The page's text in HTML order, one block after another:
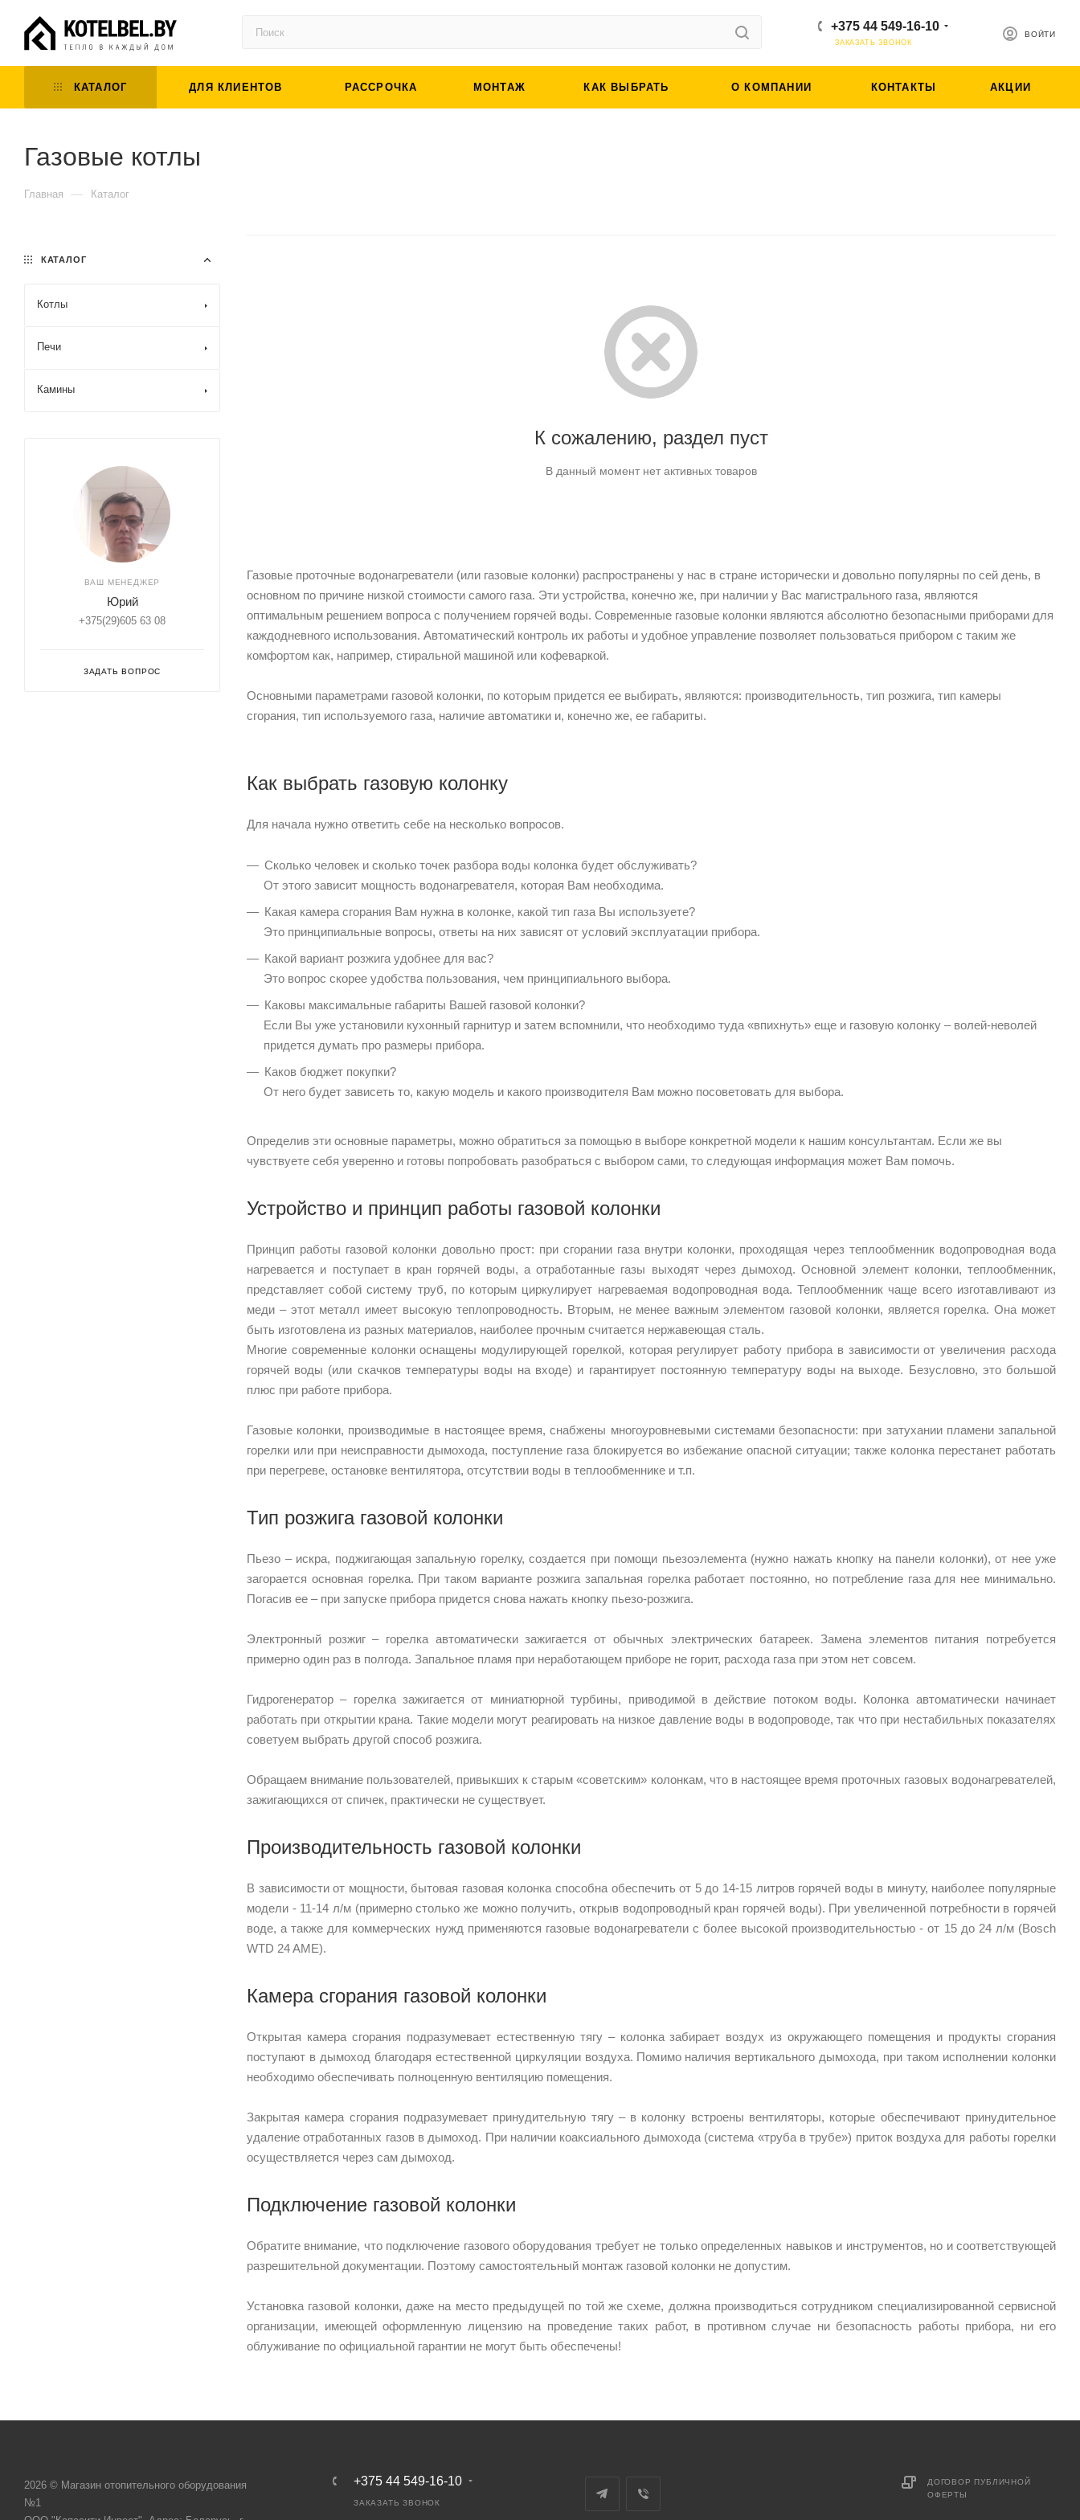
ВОЙТИ
+375 44 549-16-10
ЗАКАЗАТЬ ЗВОНОК
КАТАЛОГ ДЛЯ КЛИЕНТОВ РАССРОЧКА МОНТАЖ КАК ВЫБРАТЬ О КОМПАНИИ КОНТАКТЫ АКЦИИ
Газовые котлы
Главная — Каталог
К сожалению, раздел пуст
В данный момент нет активных товаров
Газовые проточные водонагреватели (или газовые колонки) распространены у нас в стране исторически и довольно популярны по сей день, в
основном по причине низкой стоимости самого газа. Эти устройства, конечно же, при наличии у Вас магистрального газа, являются
оптимальным решением вопроса с получением горячей воды. Современные газовые колонки являются абсолютно безопасными приборами для
каждодневного использования. Автоматический контроль их работы и удобное управление позволяет пользоваться прибором с таким же
комфортом как, например, стиральной машиной или кофеваркой.
Основными параметрами газовой колонки, по которым придется ее выбирать, являются: производительность, тип розжига, тип камеры
сгорания, тип используемого газа, наличие автоматики и, конечно же, ее габариты.
Как выбрать газовую колонку
Для начала нужно ответить себе на несколько вопросов.
Сколько человек и сколько точек разбора воды колонка будет обслуживать?
От этого зависит мощность водонагревателя, которая Вам необходима.
Какая камера сгорания Вам нужна в колонке, какой тип газа Вы используете?
Это принципиальные вопросы, ответы на них зависят от условий эксплуатации прибора.
Какой вариант розжига удобнее для вас?
Это вопрос скорее удобства пользования, чем принципиального выбора.
Каковы максимальные габариты Вашей газовой колонки?
Если Вы уже установили кухонный гарнитур и затем вспомнили, что необходимо туда «впихнуть» еще и газовую колонку – волей-неволей
придется думать про размеры прибора.
Каков бюджет покупки?
От него будет зависеть то, какую модель и какого производителя Вам можно посоветовать для выбора.
Определив эти основные параметры, можно обратиться за помощью в выборе конкретной модели к нашим консультантам. Если же вы
чувствуете себя уверенно и готовы попробовать разобраться с выбором сами, то следующая информация может Вам помочь.
Устройство и принцип работы газовой колонки
Принцип работы газовой колонки довольно прост: при сгорании газа внутри колонки, проходящая через теплообменник водопроводная вода
нагревается и поступает в кран горячей воды, а отработанные газы выходят через дымоход. Основной элемент колонки, теплообменник,
представляет собой систему труб, по которым циркулирует нагреваемая водопроводная вода. Теплообменник чаще всего изготавливают из
меди – этот металл имеет высокую теплопроводность. Вторым, не менее важным элементом газовой колонки, является горелка. Она может
быть изготовлена из разных материалов, наиболее прочным считается нержавеющая сталь.
Многие современные колонки оснащены модулирующей горелкой, которая регулирует работу прибора в зависимости от увеличения расхода
горячей воды (или скачков температуры воды на входе) и гарантирует постоянную температуру воды на выходе. Безусловно, это большой
плюс при работе прибора.
Газовые колонки, производимые в настоящее время, снабжены многоуровневыми системами безопасности: при затухании пламени запальной
горелки или при неисправности дымохода, поступление газа блокируется во избежание опасной ситуации; также колонка перестанет работать
при перегреве, остановке вентилятора, отсутствии воды в теплообменнике и т.п.
Тип розжига газовой колонки
Пьезо – искра, поджигающая запальную горелку, создается при помощи пьезоэлемента (нужно нажать кнопку на панели колонки), от нее уже
загорается основная горелка. При таком варианте розжига запальная горелка работает постоянно, но потребление газа для нее минимально.
Погасив ее – при запуске прибора придется снова нажать кнопку пьезо-розжига.
Электронный розжиг – горелка автоматически зажигается от обычных электрических батареек. Замена элементов питания потребуется
примерно один раз в полгода. Запальное пламя при неработающем приборе не горит, расхода газа при этом нет совсем.
Гидрогенератор – горелка зажигается от миниатюрной турбины, приводимой в действие потоком воды. Колонка автоматически начинает
работать при открытии крана. Такие модели могут реагировать на низкое давление воды в водопроводе, так что при нестабильных показателях
советуем выбрать другой способ розжига.
Обращаем внимание пользователей, привыкших к старым «советским» колонкам, что в настоящее время проточных газовых водонагревателей,
зажигающихся от спичек, практически не существует.
Производительность газовой колонки
В зависимости от мощности, бытовая газовая колонка способна обеспечить от 5 до 14-15 литров горячей воды в минуту, наиболее популярные
модели - 11-14 л/м (примерно столько же можно получить, открыв водопроводный кран горячей воды). При увеличенной потребности в горячей
воде, а также для коммерческих нужд применяются газовые водонагреватели с более высокой производительностью - от 15 до 24 л/м (Bosch
WTD 24 AME).
Камера сгорания газовой колонки
Открытая камера сгорания подразумевает естественную тягу – колонка забирает воздух из окружающего помещения и продукты сгорания
поступают в дымоход благодаря естественной циркуляции воздуха. Помимо наличия вертикального дымохода, при таком исполнении колонки
необходимо обеспечивать полноценную вентиляцию помещения.
Закрытая камера сгорания подразумевает принудительную тягу – в колонку встроены вентиляторы, которые обеспечивают принудительное
удаление отработанных газов в дымоход. При наличии коаксиального дымохода (система «труба в трубе») приток воздуха для работы горелки
осуществляется через сам дымоход.
Подключение газовой колонки
Обратите внимание, что подключение газового оборудования требует не только определенных навыков и инструментов, но и соответствующей
разрешительной документации. Поэтому самостоятельный монтаж газовой колонки не допустим.
Установка газовой колонки, даже на место предыдущей по той же схеме, должна производиться сотрудником специализированной сервисной
организации, имеющей оформленную лицензию на проведение таких работ, в противном случае ни безопасность работы прибора, ни его
облуживание по официальной гарантии не могут быть обеспечены!
КАТАЛОГ
Котлы
Печи
Камины
ВАШ МЕНЕДЖЕР
Юрий
+375(29)605 63 08
ЗАДАТЬ ВОПРОС
2026 © Магазин отопительного оборудования
№1
+375 44 549-16-10
ЗАКАЗАТЬ ЗВОНОК
ДОГОВОР ПУБЛИЧНОЙ
ОФЕРТЫ